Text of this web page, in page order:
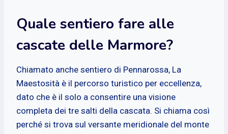
Quale sentiero fare alle
cascate delle Marmore?
Chiamato anche sentiero di Pennarossa, La
Maestosità è il percorso turistico per eccellenza,
dato che è il solo a consentire una visione
completa dei tre salti della cascata. Si chiama così
perché si trova sul versante meridionale del monte